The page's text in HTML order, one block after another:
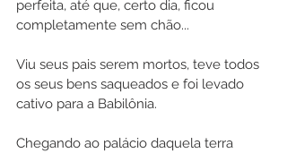
perfeita, até que, certo dia, ficou
completamente sem chão...
Viu seus pais serem mortos, teve todos
os seus bens saqueados e foi levado
cativo para a Babilônia.
Chegando ao palácio daquela terra